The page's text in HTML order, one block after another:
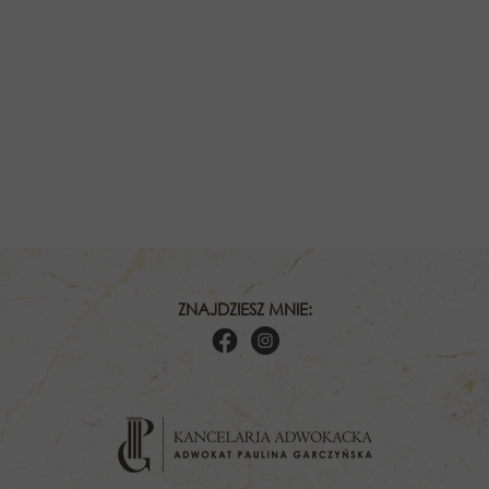
ZNAJDZIESZ MNIE: